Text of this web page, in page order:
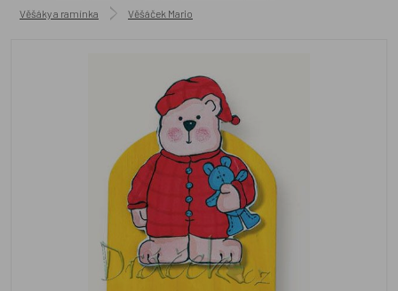
Věšáky a ramínka
Věšáček Mario